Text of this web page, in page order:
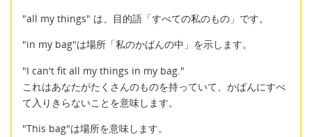
"all my things" は、目的語「すべての私のもの」です。
"in my bag"は場所「私のかばんの中」を示します。
"I can't fit all my things in my bag."
これはあなたがたくさんのものを持っていて、かばんにすべ
て入りきらないことを意味します。
"This bag"は場所を意味します。